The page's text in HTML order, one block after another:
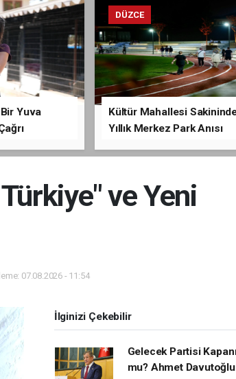
Yuva
DÜZCE
Kültür Mahallesi
Yıllık Merkez Park Anısı
ve Yeni
07.08.2026 - 11:54
İlginizi Çekebilir
Gelecek Partisi
mu? Ahmet Davutoğlu